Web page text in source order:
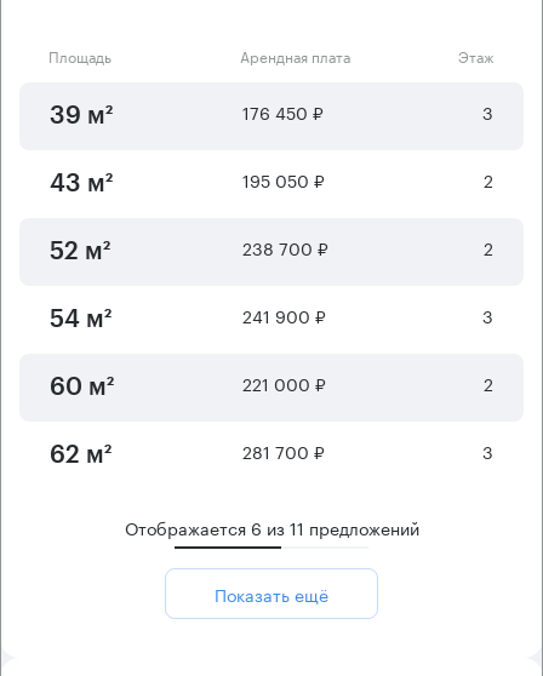
Площадь Арендная плата Этаж
39 м² 176 450 ₽ 3
43 м² 195 050 ₽ 2
52 м² 238 700 ₽ 2
54 м² 241 900 ₽ 3
60 м² 221 000 ₽ 2
62 м² 281 700 ₽ 3
Отображается 6 из11 предложений
Показать ещё